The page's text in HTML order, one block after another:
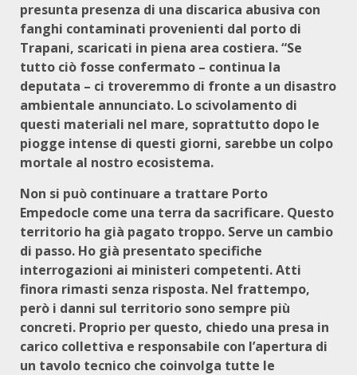
presunta presenza di una discarica abusiva con
fanghi contaminati provenienti dal porto di
Trapani, scaricati in piena area costiera. “Se
tutto ciò fosse confermato – continua la
deputata – ci troveremmo di fronte a un disastro
ambientale annunciato. Lo scivolamento di
questi materiali nel mare, soprattutto dopo le
piogge intense di questi giorni, sarebbe un colpo
mortale al nostro ecosistema.
Non si può continuare a trattare Porto
Empedocle come una terra da sacrificare. Questo
territorio ha già pagato troppo. Serve un cambio
di passo. Ho già presentato specifiche
interrogazioni ai ministeri competenti. Atti
finora rimasti senza risposta. Nel frattempo,
però i danni sul territorio sono sempre più
concreti. Proprio per questo, chiedo una presa in
carico collettiva e responsabile con l’apertura di
un tavolo tecnico che coinvolga tutte le